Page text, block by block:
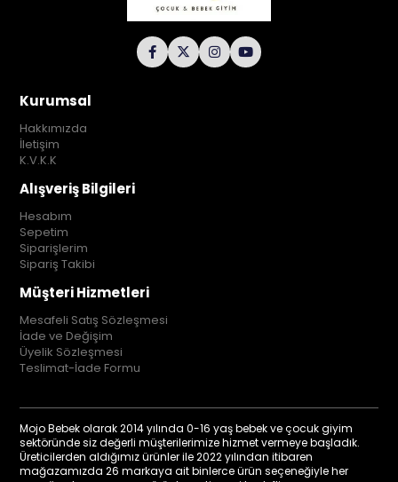
Kurumsal
Hakkımızda
İletişim
K.V.K.K
Alışveriş Bilgileri
Hesabım
Sepetim
Siparişlerim
Sipariş Takibi
Müşteri Hizmetleri
Mesafeli Satış Sözleşmesi
İade ve Değişim
Üyelik Sözleşmesi
Teslimat-İade Formu
Mojo Bebek olarak 2014 yılında 0-16 yaş bebek ve çocuk giyim
sektöründe siz değerli müşterilerimize hizmet vermeye başladık.
Üreticilerden aldığımız ürünler ile 2022 yılından itibaren
mağazamızda 26 markaya ait binlerce ürün seçeneğiyle her